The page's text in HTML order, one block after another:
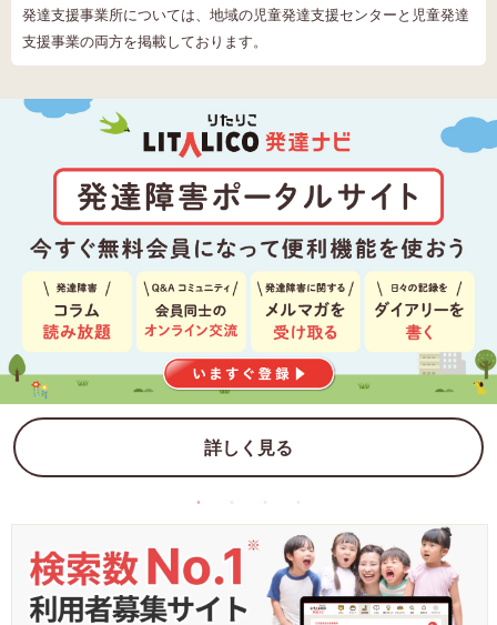
発達支援事業所については、地域の児童発達支援センターと児童発達
支援事業の両方を掲載しております。
詳しく見る